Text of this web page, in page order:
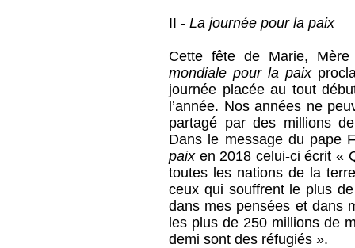
II -La journée pour la paix
Cette fête de Marie,
mondiale pour la paix
journée placée au tout
l’année. Nos années ne
partagé par des millions
Dans le message du pape
paixen 2018 celui-ci écrit «
toutes les nations de la
ceux qui souffrent le plus
dans mes pensées et dans
les plus de 250 millions de
demi sont des réfugiés ».